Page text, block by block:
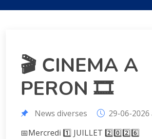
🎬 CINEMA A
PERON 🎞️
News diverses
29-06-2026
📅Mercredi 1️⃣ JUILLET 2️⃣0️⃣2️⃣6️⃣